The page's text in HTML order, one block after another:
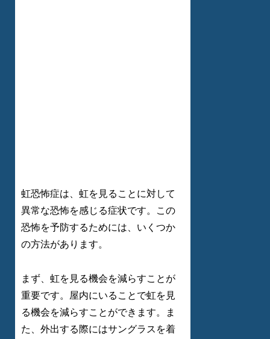
虹恐怖症は、虹を見ることに対して
異常な恐怖を感じる症状です。この
恐怖を予防するためには、いくつか
の方法があります。
まず、虹を見る機会を減らすことが
重要です。屋内にいることで虹を見
る機会を減らすことができます。ま
た、外出する際にはサングラスを着